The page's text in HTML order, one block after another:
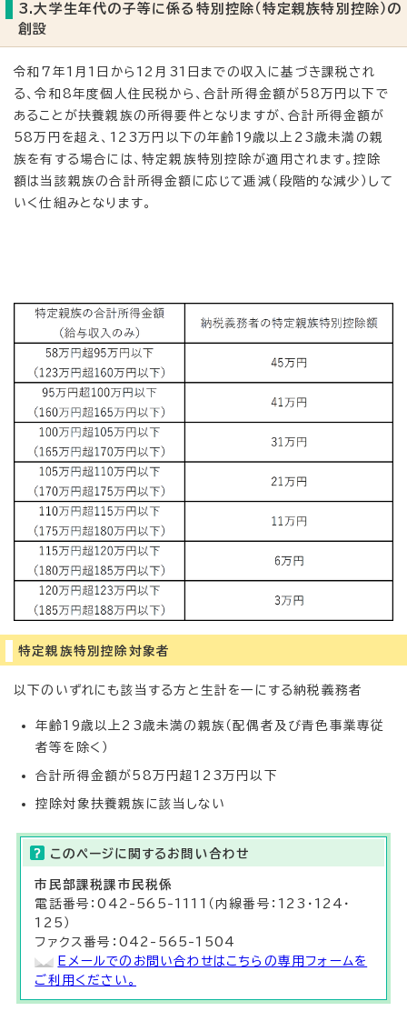
3.大学生年代の子等に係る特別控除（特定親族特別控除）の
創設
令和7年1月1日から12月31日までの収入に基づき課税され
る、令和8年度個人住民税から、合計所得金額が58万円以下で
あることが扶養親族の所得要件となりますが、合計所得金額が
58万円を超え、123万円以下の年齢19歳以上23歳未満の親
族を有する場合には、特定親族特別控除が適用されます。控除
額は当該親族の合計所得金額に応じて逓減（段階的な減少）して
いく仕組みとなります。
特定親族特別控除対象者
以下のいずれにも該当する方と生計を一にする納税義務者
年齢19歳以上23歳未満の親族（配偶者及び青色事業専従
者等を除く）
合計所得金額が58万円超123万円以下
控除対象扶養親族に該当しない
このページに関する お問い合わせ
市民部課税課 市民税係
電話番号：042-565-1111（内線番号：123・124・
125）
ファクス番号：042-565-1504
Eメールでのお問い合わせはこちらの専用フォームを
ご利用ください。